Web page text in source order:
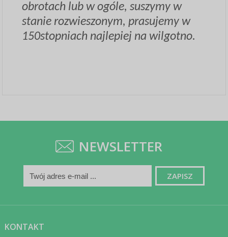
obrotach lub w ogóle, suszymy w
stanie rozwieszonym, prasujemy w
150stopniach najlepiej na wilgotno.
NEWSLETTER
KONTAKT